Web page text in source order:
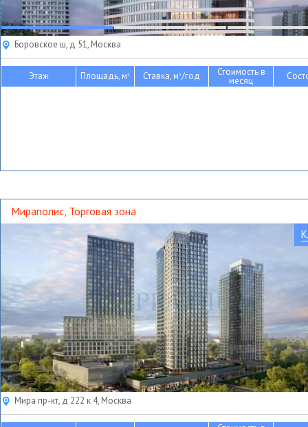
Боровское ш, д 51, Москва
Этаж Площадь, м2 Ставка, м2/год Стоимость в
месяц
Мираполис, Торговая зона
Мира пр-кт, д 222 к 4, Москва